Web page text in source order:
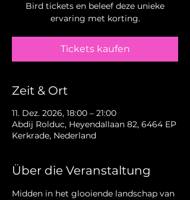
Bird tickets en beleef deze unieke
ervaring met korting.
Tickets kaufen
Zeit & Ort
11. Dez. 2026, 18:00 – 21:00
Abdij Rolduc, Heyendallaan 82, 6464 EP
Kerkrade, Nederland
Über die Veranstaltung
Midden in het glooiende landschap van